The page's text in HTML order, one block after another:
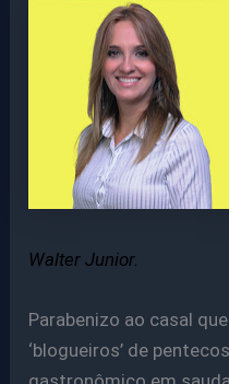
Walter Junior.
Parabenizo ao casal
‘blogueiros’ de